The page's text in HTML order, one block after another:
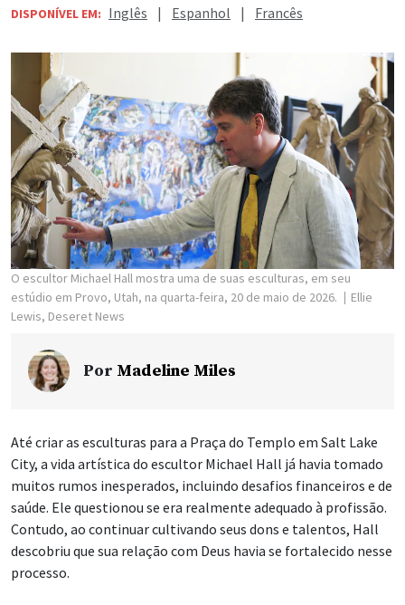
DISPONÍVEL EM: Inglês | Espanhol | Francês
O escultor Michael Hall mostra uma de suas esculturas, em seu
estúdio em Provo, Utah, na quarta-feira, 20 de maio de 2026.
Ellie
Lewis, Deseret News
Por Madeline Miles
Até criar as esculturas para a Praça do Templo em Salt Lake
City, a vida artística do escultor Michael Hall já havia tomado
muitos rumos inesperados, incluindo desafios financeiros e de
saúde. Ele questionou se era realmente adequado à profissão.
Contudo, ao continuar cultivando seus dons e talentos, Hall
descobriu que sua relação com Deus havia se fortalecido nesse
processo.